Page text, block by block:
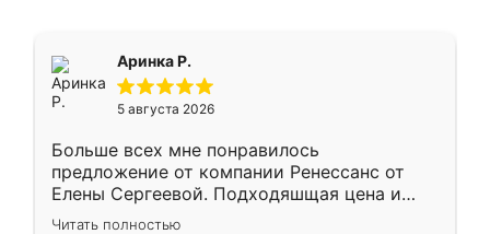
Аринка Р.
5 августа 2026
Больше всех мне понравилось
предложение от компании Ренессанс от
Елены Сергеевой. Подходяшщая цена и
короткие сроки изготовления. Приехавший
Читать полностью